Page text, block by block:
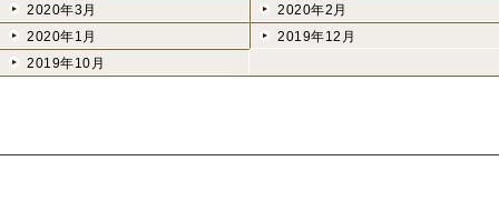
2020年3月
2020年2月
2020年1月
2019年12月
2019年10月